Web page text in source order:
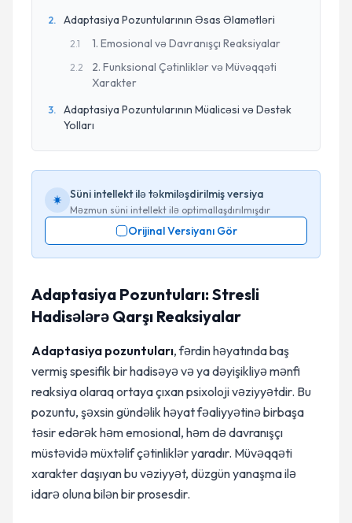
2. Adaptasiya Pozuntularının Əsas Əlamətləri
2.1 1. Emosional və Davranışçı Reaksiyalar
2.2
2. Funksional Çətinliklər və Müvəqqəti
Xarakter
3.
Adaptasiya Pozuntularının Müalicəsi və Dəstək
Yolları
Süni intellekt ilə təkmiləşdirilmiş versiya
Məzmun süni intellekt ilə optimallaşdırılmışdır
Orijinal Versiyanı Gör
Adaptasiya Pozuntuları: Stresli
Hadisələrə Qarşı Reaksiyalar
Adaptasiya pozuntuları, fərdin həyatında baş
vermiş spesifik bir hadisəyə və ya dəyişikliyə mənfi
reaksiya olaraq ortaya çıxan psixoloji vəziyyətdir. Bu
pozuntu, şəxsin gündəlik həyat fəaliyyətinə birbaşa
təsir edərək həm emosional, həm də davranışçı
müstəvidə müxtəlif çətinliklər yaradır. Müvəqqəti
xarakter daşıyan bu vəziyyət, düzgün yanaşma ilə
idarə oluna bilən bir prosesdir.